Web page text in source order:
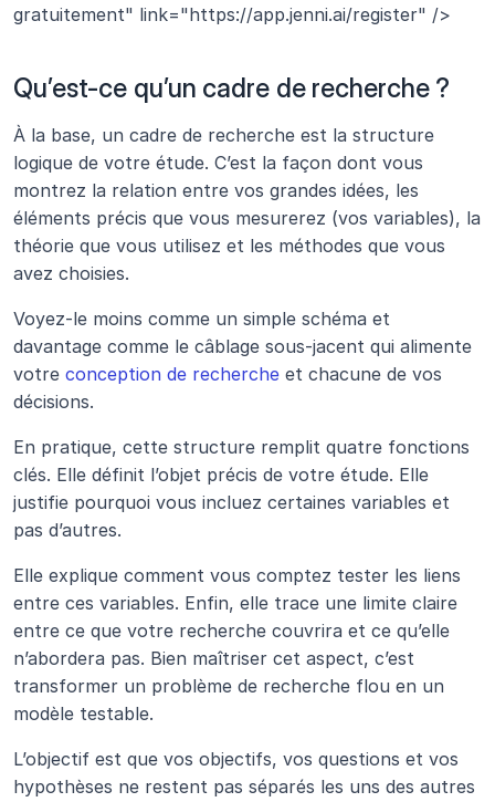
gratuitement" link="https://app.jenni.ai/register" />
Qu’est-ce qu’un cadre de recherche ?
À la base, un cadre de recherche est la structure
logique de votre étude. C’est la façon dont vous
montrez la relation entre vos grandes idées, les
éléments précis que vous mesurerez (vos variables), la
théorie que vous utilisez et les méthodes que vous
avez choisies.
Voyez-le moins comme un simple schéma et
davantage comme le câblage sous-jacent qui alimente
votre conception de recherche et chacune de vos
décisions.
En pratique, cette structure remplit quatre fonctions
clés. Elle définit l’objet précis de votre étude. Elle
justifie pourquoi vous incluez certaines variables et
pas d’autres.
Elle explique comment vous comptez tester les liens
entre ces variables. Enfin, elle trace une limite claire
entre ce que votre recherche couvrira et ce qu’elle
n’abordera pas. Bien maîtriser cet aspect, c’est
transformer un problème de recherche flou en un
modèle testable.
L’objectif est que vos objectifs, vos questions et vos
hypothèses ne restent pas séparés les uns des autres